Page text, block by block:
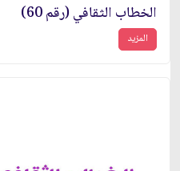
الخطاب الثقافي (رقم 60)
المزيد